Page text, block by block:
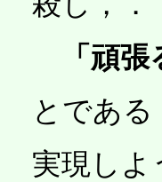
「頑張
とであ
実現しよ